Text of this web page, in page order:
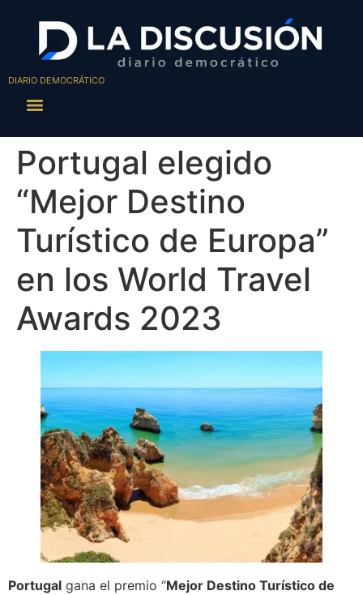
DIARIO DEMOCRÁTICO
Portugal elegido
“Mejor Destino
Turístico de Europa”
en los World Travel
Awards 2023
Portugal gana el premio “Mejor Destino Turístico de